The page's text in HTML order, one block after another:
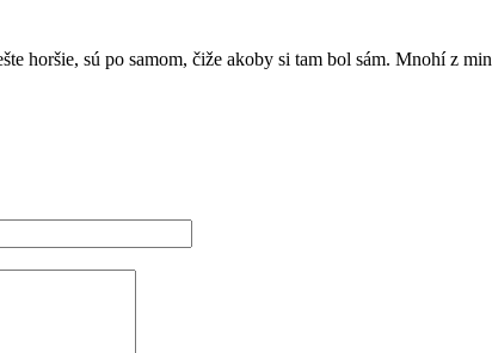
horšie, sú po samom, čiže akoby si tam bol sám. Mnohí z